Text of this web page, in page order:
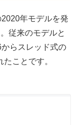
年モデルを発
従来のモデルと
らスレッド式の
ことです。